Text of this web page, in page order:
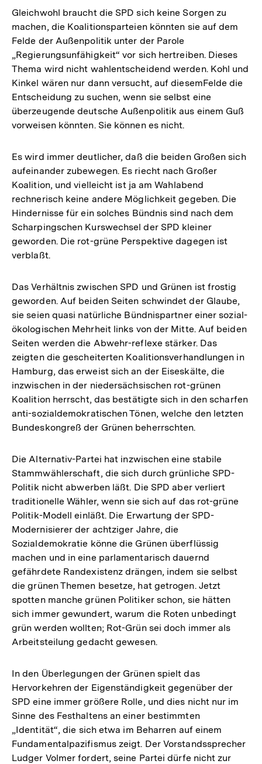
Gleichwohl braucht die SPD sich keine Sorgen zu
machen, die Koalitionsparteien könnten sie auf dem
Felde der Außenpolitik unter der Parole
„Regierungsunfähigkeit“ vor sich hertreiben. Dieses
Thema wird nicht wahlentscheidend werden. Kohl und
Kinkel wären nur dann versucht, auf diesemFelde die
Entscheidung zu suchen, wenn sie selbst eine
überzeugende deutsche Außenpolitik aus einem Guß
vorweisen könnten. Sie können es nicht.
Es wird immer deutlicher, daß die beiden Großen sich
aufeinander zubewegen. Es riecht nach Großer
Koalition, und vielleicht ist ja am Wahlabend
rechnerisch keine andere Möglichkeit gegeben. Die
Hindernisse für ein solches Bündnis sind nach dem
Scharpingschen Kurswechsel der SPD kleiner
geworden. Die rot-grüne Perspektive dagegen ist
verblaßt.
Das Verhältnis zwischen SPD und Grünen ist frostig
geworden. Auf beiden Seiten schwindet der Glaube,
sie seien quasi natürliche Bündnispartner einer sozial-
ökologischen Mehrheit links von der Mitte. Auf beiden
Seiten werden die Abwehr-reflexe stärker. Das
zeigten die gescheiterten Koalitionsverhandlungen in
Hamburg, das erweist sich an der Eiseskälte, die
inzwischen in der niedersächsischen rot-grünen
Koalition herrscht, das bestätigte sich in den scharfen
anti-sozialdemokratischen Tönen, welche den letzten
Bundeskongreß der Grünen beherrschten.
Die Alternativ-Partei hat inzwischen eine stabile
Stammwählerschaft, die sich durch grünliche SPD-
Politik nicht abwerben läßt. Die SPD aber verliert
traditionelle Wähler, wenn sie sich auf das rot-grüne
Politik-Modell einläßt. Die Erwartung der SPD-
Modernisierer der achtziger Jahre, die
Sozialdemokratie könne die Grünen überflüssig
machen und in eine parlamentarisch dauernd
gefährdete Randexistenz drängen, indem sie selbst
die grünen Themen besetze, hat getrogen. Jetzt
spotten manche grünen Politiker schon, sie hätten
sich immer gewundert, warum die Roten unbedingt
grün werden wollten; Rot-Grün sei doch immer als
Arbeitsteilung gedacht gewesen.
In den Überlegungen der Grünen spielt das
Hervorkehren der Eigenständigkeit gegenüber der
SPD eine immer größere Rolle, und dies nicht nur im
Sinne des Festhaltens an einer bestimmten
„Identität“, die sich etwa im Beharren auf einem
Fundamentalpazifismus zeigt. Der Vorstandssprecher
Ludger Volmer fordert, seine Partei dürfe nicht zur